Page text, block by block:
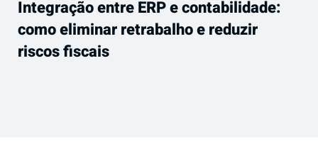
Integração entre ERP e contabilidade:
como eliminar retrabalho e reduzir
riscos fiscais